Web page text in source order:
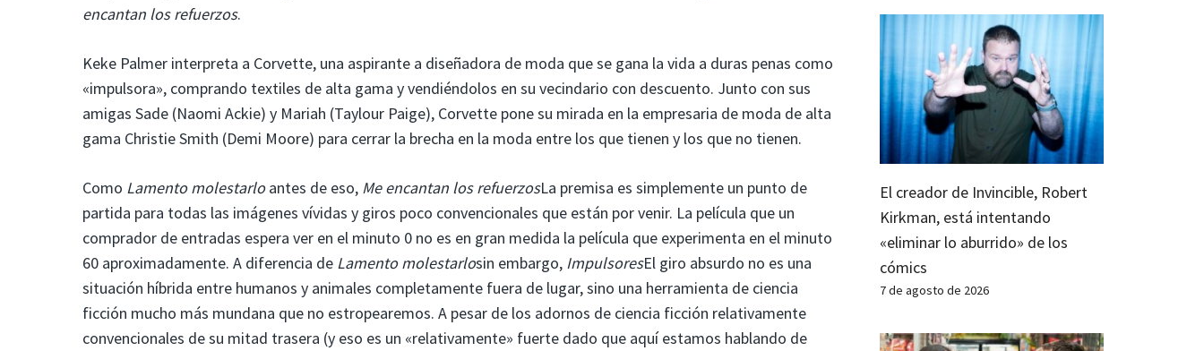
encantan los refuerzos.
Keke Palmer interpreta a Corvette, una aspirante a diseñadora de moda que se gana la vida a duras penas como
«impulsora», comprando textiles de alta gama y vendiéndolos en su vecindario con descuento. Junto con sus
amigas Sade (Naomi Ackie) y Mariah (Taylour Paige), Corvette pone su mirada en la empresaria de moda de alta
gama Christie Smith (Demi Moore) para cerrar la brecha en la moda entre los que tienen y los que no tienen.
Como Lamento molestarloantes de eso, Me encantan los refuerzosLa premisa es simplemente un punto de
partida para todas las imágenes vívidas y giros poco convencionales que están por venir. La película que un
comprador de entradas espera ver en el minuto 0 no es en gran medida la película que experimenta en el minuto
60 aproximadamente. A diferencia de Lamento molestarlosin embargo, ImpulsoresEl giro absurdo no es una
situación híbrida entre humanos y animales completamente fuera de lugar, sino una herramienta de ciencia
ficción mucho más mundana que no estropearemos. A pesar de los adornos de ciencia ficción relativamente
convencionales de su mitad trasera (y eso es un «relativamente» fuerte dado que aquí estamos hablando de
El creador de Invincible, Robert
Kirkman, está intentando
«eliminar lo aburrido» de los
cómics
7 de agosto de 2026